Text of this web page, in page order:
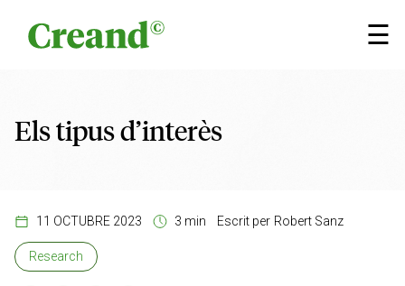
☰
×
Els tipus d’interès
11 OCTUBRE 2023 3 min Escrit per Robert Sanz
Research